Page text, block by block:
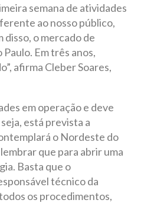
semana de atividades
ao nosso público,
o mercado de
Em três anos,
afirma Cleber Soares,
em operação e deve
está prevista a
o Nordeste do
que para abrir uma
Basta que o
técnico da
os procedimentos,